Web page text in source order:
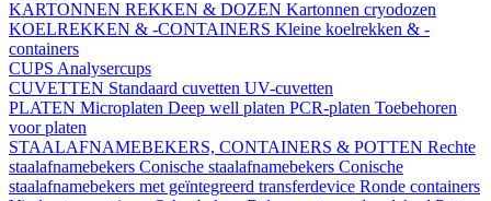
KARTONNEN REKKEN & DOZEN Kartonnen cryodozen
KOELREKKEN & -CONTAINERS Kleine koelrekken & -
containers
CUPS Analysercups
CUVETTEN Standaard cuvetten UV-cuvetten
PLATEN Microplaten Deep well platen PCR-platen Toebehoren
voor platen
STAALAFNAMEBEKERS, CONTAINERS & POTTEN Rechte
staalafnamebekers Conische staalafnamebekers Conische
staalafnamebekers met geïntegreerd transferdevice Ronde containers